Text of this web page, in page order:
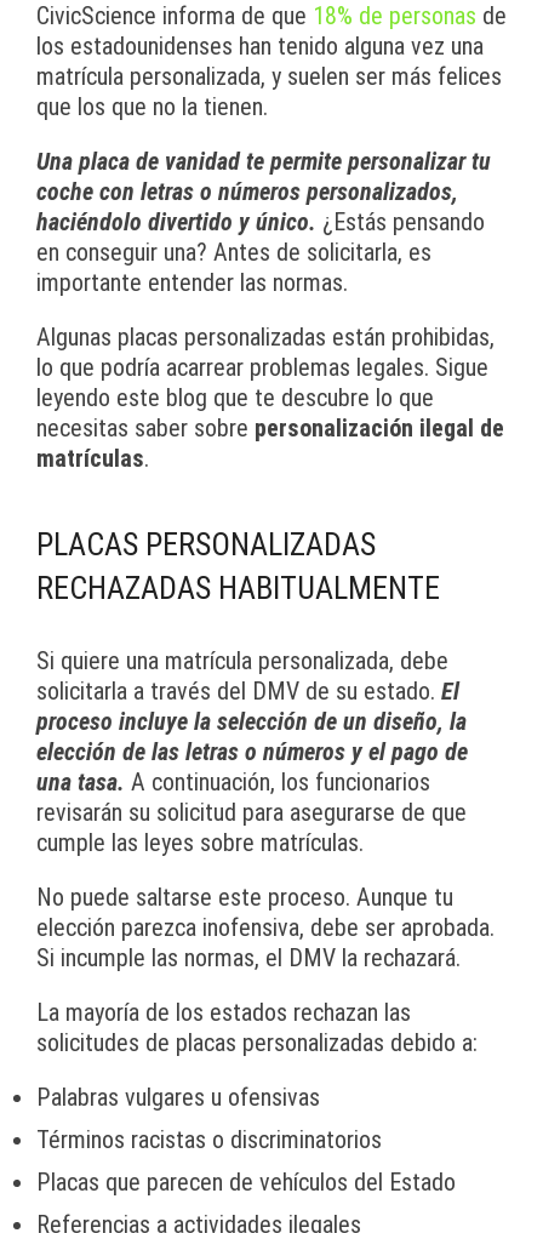
CivicScience informa de que 18% de personas de
los estadounidenses han tenido alguna vez una
matrícula personalizada, y suelen ser más felices
que los que no la tienen.
Una placa de vanidad te permite personalizar tu
coche con letras o números personalizados,
haciéndolo divertido y único. ¿Estás pensando
en conseguir una? Antes de solicitarla, es
importante entender las normas.
Algunas placas personalizadas están prohibidas,
lo que podría acarrear problemas legales. Sigue
leyendo este blog que te descubre lo que
necesitas saber sobre personalización ilegal de
matrículas.
PLACAS PERSONALIZADAS
RECHAZADAS HABITUALMENTE
Si quiere una matrícula personalizada, debe
solicitarla a través del DMV de su estado. El
proceso incluye la selección de un diseño, la
elección de las letras o números y el pago de
una tasa. A continuación, los funcionarios
revisarán su solicitud para asegurarse de que
cumple las leyes sobre matrículas.
No puede saltarse este proceso. Aunque tu
elección parezca inofensiva, debe ser aprobada.
Si incumple las normas, el DMV la rechazará.
La mayoría de los estados rechazan las
solicitudes de placas personalizadas debido a:
Palabras vulgares u ofensivas
Términos racistas o discriminatorios
Placas que parecen de vehículos del Estado
Referencias a actividades ilegales